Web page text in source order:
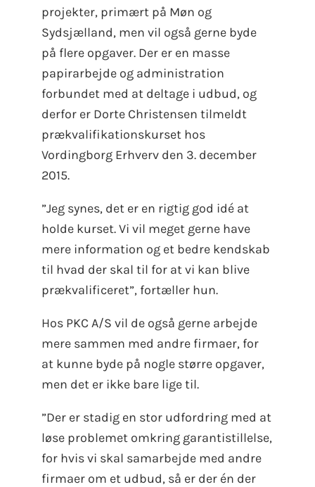
projekter, primært på Møn og
Sydsjælland, men vil også gerne byde
på flere opgaver. Der er en masse
papirarbejde og administration
forbundet med at deltage i udbud, og
derfor er Dorte Christensen tilmeldt
prækvalifikationskurset hos
Vordingborg Erhverv den 3. december
2015.
”Jeg synes, det er en rigtig god idé at
holde kurset. Vi vil meget gerne have
mere information og et bedre kendskab
til hvad der skal til for at vi kan blive
prækvalificeret”, fortæller hun.
Hos PKC A/S vil de også gerne arbejde
mere sammen med andre firmaer, for
at kunne byde på nogle større opgaver,
men det er ikke bare lige til.
”Der er stadig en stor udfordring med at
løse problemet omkring garantistillelse,
for hvis vi skal samarbejde med andre
firmaer om et udbud, så er der én der